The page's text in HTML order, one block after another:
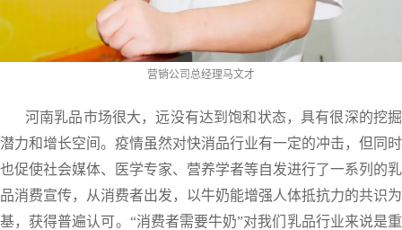
营销公司总经理马文才
河南乳品市场很大，远没有达到饱和状态，具有很深的挖掘
潜力和增长空间。疫情虽然对快消品行业有一定的冲击，但同时
也促使社会媒体、医学专家、营养学者等自发进行了一系列的乳
品消费宣传，从消费者出发，以牛奶能增强人体抵抗力的共识为
基，获得普遍认可。“消费者需要牛奶”对我们乳品行业来说是重